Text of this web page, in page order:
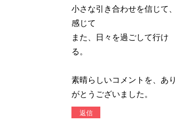
小さな引き合わせを信じて、
感じて
また、日々を過ごして行け
る。
素晴らしいコメントを、あり
がとうございました。
返信